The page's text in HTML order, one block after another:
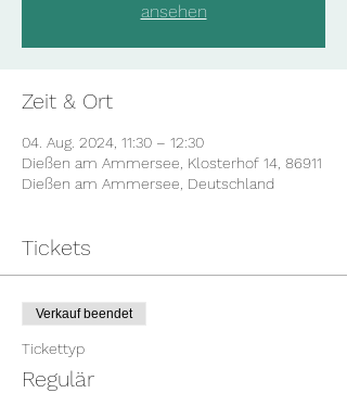
ansehen
Zeit & Ort
04. Aug. 2024, 11:30 – 12:30
Dießen am Ammersee, Klosterhof 14, 86911
Dießen am Ammersee, Deutschland
Tickets
Verkauf beendet
Tickettyp
Regulär